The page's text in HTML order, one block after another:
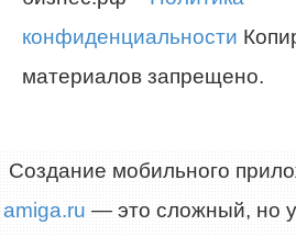
конфиденциальности
материалов запрещено.
Создание мобильного
amiga.ru — это сложный, но